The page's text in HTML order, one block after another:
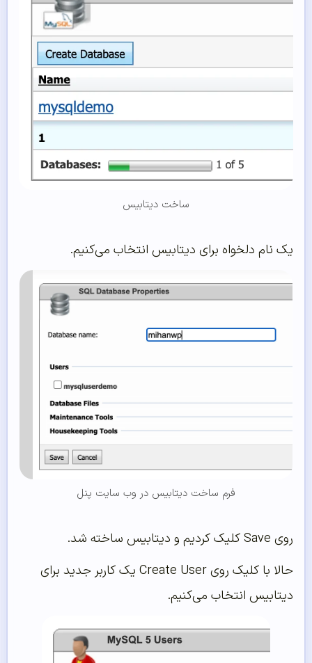
ساخت دیتابیس
یک نام دلخواه برای دیتابیس انتخاب می‌کنیم.
فرم ساخت دیتابیس در وب سایت پنل
روی Save کلیک کردیم و دیتابیس ساخته شد.
حالا با کلیک روی Create User یک کاربر جدید برای
دیتابیس انتخاب می‌کنیم.